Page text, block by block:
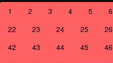
1 2 3 4 5 6
22
23 24 25 26
42
43 44 45 46